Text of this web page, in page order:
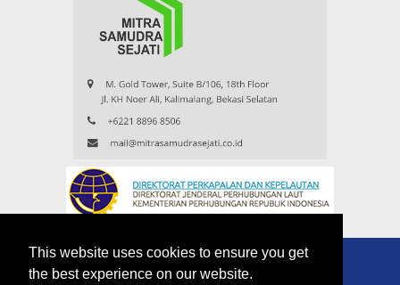
This website uses cookies to ensure you get
the best experience on our website.